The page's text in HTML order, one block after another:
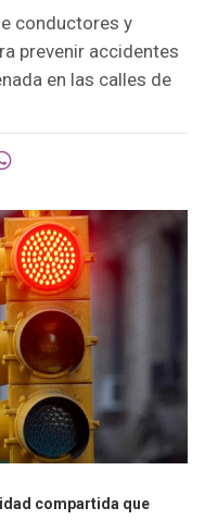
conductores y
prevenir accidentes
en las calles de
compartida que